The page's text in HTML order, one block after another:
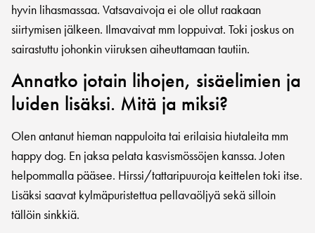
hyvin lihasmassaa. Vatsavaivoja ei ole ollut raakaan
siirtymisen jälkeen. Ilmavaivat mm loppuivat. Toki joskus on
sairastuttu johonkin viiruksen aiheuttamaan tautiin.
Annatko jotain lihojen, sisäelimien ja
luiden lisäksi. Mitä ja miksi?
Olen antanut hieman nappuloita tai erilaisia hiutaleita mm
happy dog. En jaksa pelata kasvismössöjen kanssa. Joten
helpommalla pääsee. Hirssi/tattaripuuroja keittelen toki itse.
Lisäksi saavat kylmäpuristettua pellavaöljyä sekä silloin
tällöin sinkkiä.